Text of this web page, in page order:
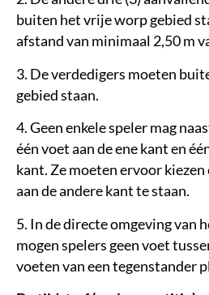
buiten het vrije worp gebied
afstand van minimaal 2,50 m
3. De verdedigers moeten
gebied staan.
4. Geen enkele speler mag
één voet aan de ene kant en
kant. Ze moeten ervoor kiezen
aan de andere kant te staan.
5. In de directe omgeving van
mogen spelers geen voet
voeten van een tegenstander